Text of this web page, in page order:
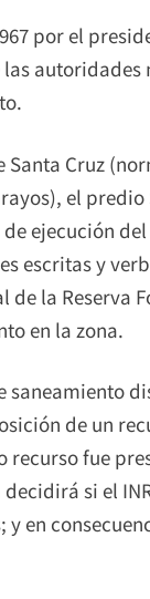
por el
Santa Cruz
el
ejecución
escritas y
la Reserva
en la zona.
de un
fue
si el
en